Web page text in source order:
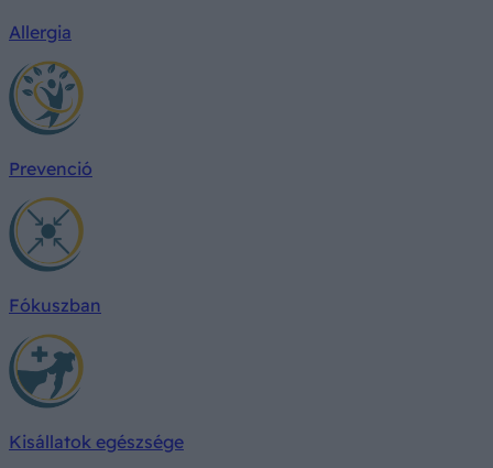
Allergia
Prevenció
Fókuszban
Kisállatok egészsége